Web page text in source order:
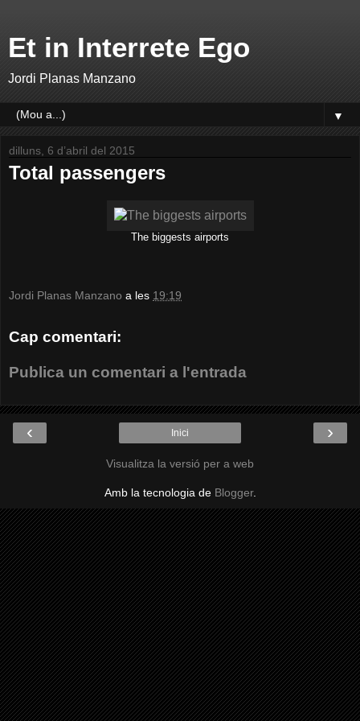
Et in Interrete Ego
Jordi Planas Manzano
▼
dilluns, 6 d’abril del 2015
Total passengers
The biggests airports
Jordi Planas Manzano a les 19:19
Cap comentari:
Publica un comentari a l'entrada
‹ ›
Inici
Visualitza la versió per a web
Amb la tecnologia de Blogger.